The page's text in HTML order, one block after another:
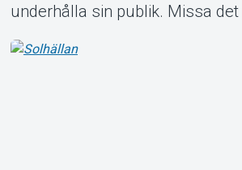
underhålla sin publik. Missa det